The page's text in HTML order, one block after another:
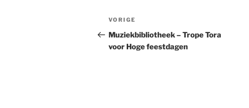
Bericht
navigatie
Vorig
bericht
VORIGE
Muziekbibliotheek – Trope Tora
voor Hoge feestdagen